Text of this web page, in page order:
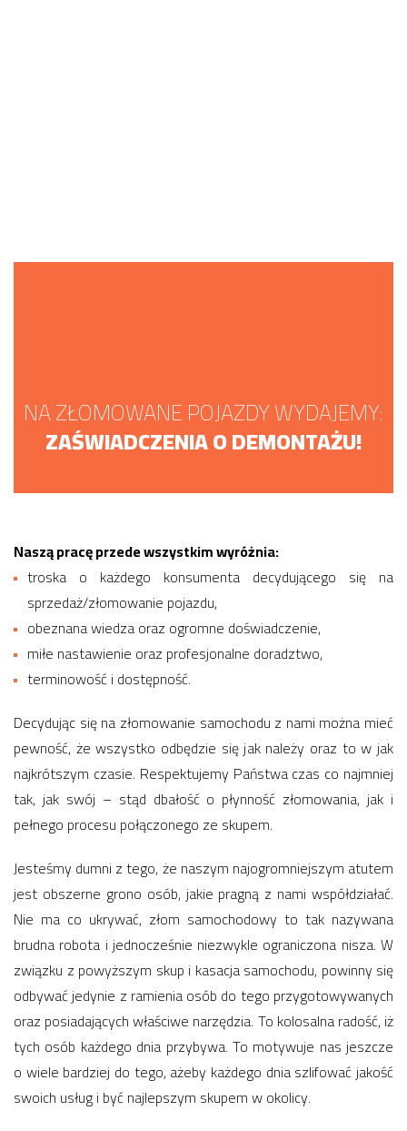
NA ZŁOMOWANE POJAZDY WYDAJEMY:
ZAŚWIADCZENIA O DEMONTAŻU!
Naszą pracę przede wszystkim wyróżnia:
troska o każdego konsumenta decydującego się na
sprzedaż/złomowanie pojazdu,
obeznana wiedza oraz ogromne doświadczenie,
miłe nastawienie oraz profesjonalne doradztwo,
terminowość i dostępność.
Decydując się na złomowanie samochodu z nami można mieć
pewność, że wszystko odbędzie się jak należy oraz to w jak
najkrótszym czasie. Respektujemy Państwa czas co najmniej
tak, jak swój – stąd dbałość o płynność złomowania, jak i
pełnego procesu połączonego ze skupem.
Jesteśmy dumni z tego, że naszym najogromniejszym atutem
jest obszerne grono osób, jakie pragną z nami współdziałać.
Nie ma co ukrywać, złom samochodowy to tak nazywana
brudna robota i jednocześnie niezwykle ograniczona nisza. W
związku z powyższym skup i kasacja samochodu, powinny się
odbywać jedynie z ramienia osób do tego przygotowywanych
oraz posiadających właściwe narzędzia. To kolosalna radość, iż
tych osób każdego dnia przybywa. To motywuje nas jeszcze
o wiele bardziej do tego, ażeby każdego dnia szlifować jakość
swoich usług i być najlepszym skupem w okolicy.